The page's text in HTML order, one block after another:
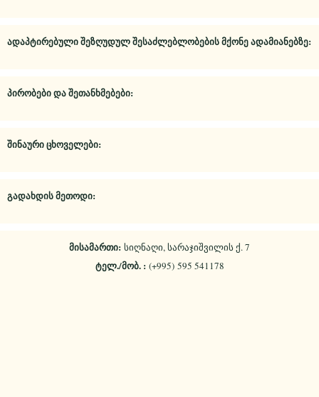
ადაპტირებული შეზღუდულ შესაძლებლობების მქონე ადამიანებზე:
პირობები და შეთანხმებები:
შინაური ცხოველები:
გადახდის მეთოდი:
მისამართი: სიღნაღი, სარაჯიშვილის ქ. 7
ტელ./მობ. : (+995) 595 541178